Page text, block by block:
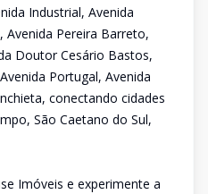
Industrial, Avenida
Avenida Pereira Barreto,
Doutor Cesário Bastos,
Portugal, Avenida
conectando cidades
São Caetano do Sul,
Imóveis e experimente a